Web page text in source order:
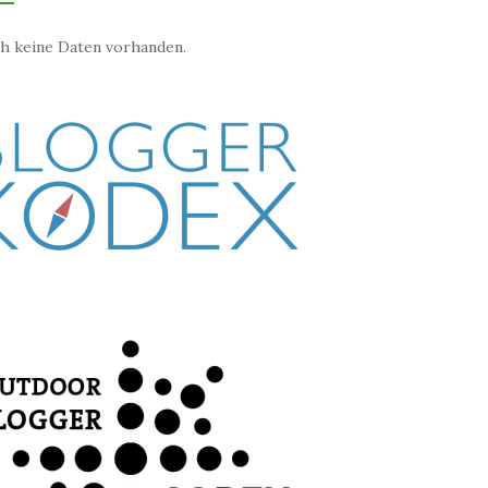
keine Daten vorhanden.